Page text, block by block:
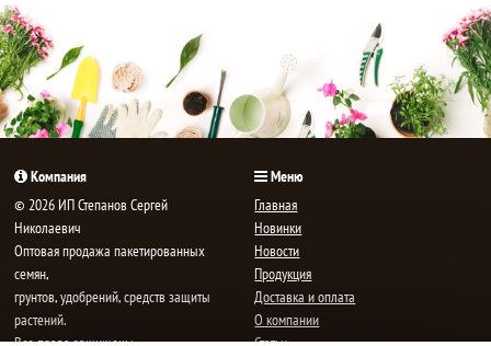
корзине!
Компания
© 2026 ИП Степанов Сергей
Николаевич
Oптовая продажа пакетированных
семян,
грунтов, удобрений, средств защиты
растений.
Меню
Главная
Новинки
Новости
Продукция
Доставка и оплата
О компании